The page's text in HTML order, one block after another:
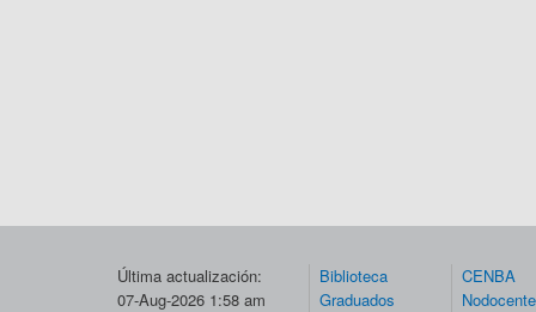
Última actualización:
07-Aug-2026 1:58 am
Biblioteca
Graduados
CENBA